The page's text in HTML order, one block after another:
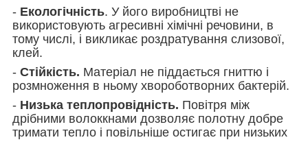
- Екологічність. У його виробництві не
використовують агресивні хімічні речовини, в
тому числі, і викликає роздратування слизової,
клей.
- Стійкість. Матеріал не піддається гниттю і
розмноження в ньому хвороботворних бактерій.
- Низька теплопровідність. Повітря між
дрібними волоккнами дозволяє полотну добре
тримати тепло і повільніше остигає при низьких